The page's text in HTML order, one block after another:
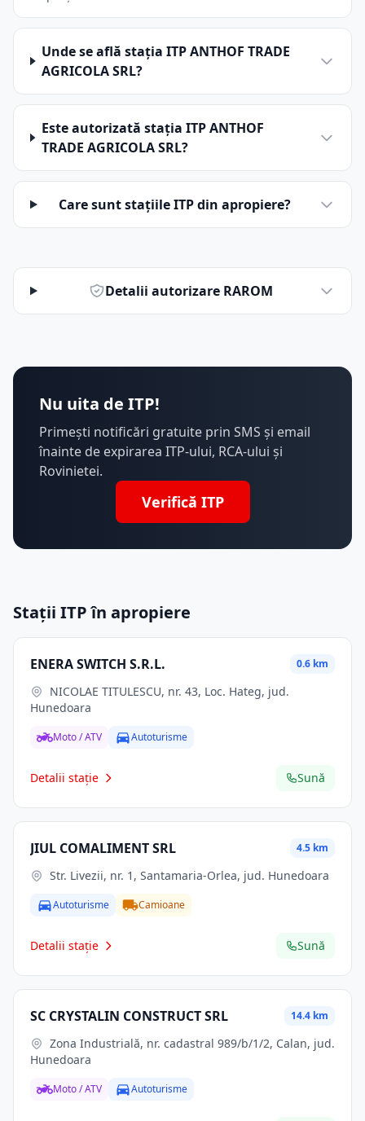
Unde se află stația ITP ANTHOF TRADE
AGRICOLA SRL?
Este autorizată stația ITP ANTHOF
TRADE AGRICOLA SRL?
Care sunt stațiile ITP din apropiere?
Detalii autorizare RAROM
Nu uita de ITP!
Primești notificări gratuite prin SMS și email
înainte de expirarea ITP-ului, RCA-ului și
Rovinietei.
Verifică ITP
Stații ITP în apropiere
ENERA SWITCH S.R.L. 0.6 km
Hunedoara
Moto / ATV Autoturisme
Detalii stație Sună
JIUL COMALIMENT SRL 4.5 km
Str. Livezii, nr. 1, Santamaria-Orlea, jud. Hunedoara
Autoturisme Camioane
Detalii stație Sună
SC CRYSTALIN CONSTRUCT SRL 14.4 km
Hunedoara
Moto / ATV Autoturisme